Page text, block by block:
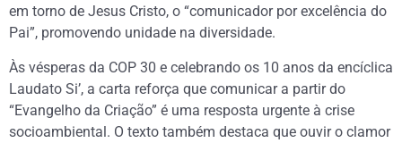
em torno de Jesus Cristo, o “comunicador por excelência do
Pai”, promovendo unidade na diversidade.
Às vésperas da COP 30 e celebrando os 10 anos da encíclica
Laudato Si’, a carta reforça que comunicar a partir do
“Evangelho da Criação” é uma resposta urgente à crise
socioambiental. O texto também destaca que ouvir o clamor